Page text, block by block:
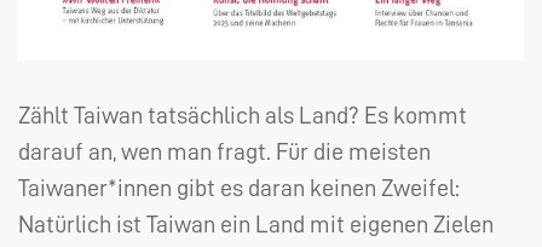
Zählt Taiwan tatsächlich als Land? Es kommt
darauf an, wen man fragt. Für die meisten
Taiwaner*innen gibt es daran keinen Zweifel:
Natürlich ist Taiwan ein Land mit eigenen Zielen